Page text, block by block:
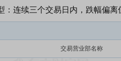
：连续三个交易日内，跌幅偏
交易营业部名称